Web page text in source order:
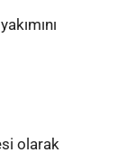
olarak